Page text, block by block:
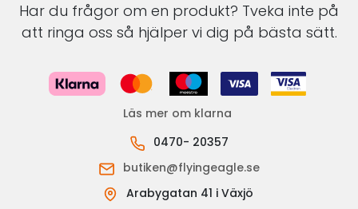
Har du frågor om en produkt? Tveka inte på
att ringa oss så hjälper vi dig på bästa sätt.
Läs mer om klarna
0470- 20357
butiken@flyingeagle.se
Arabygatan 41 i Växjö